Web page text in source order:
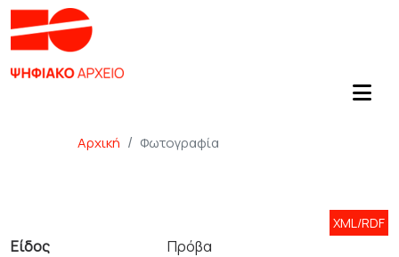
Αρχική Φωτογραφία
XML/RDF
Είδος
Πρόβα